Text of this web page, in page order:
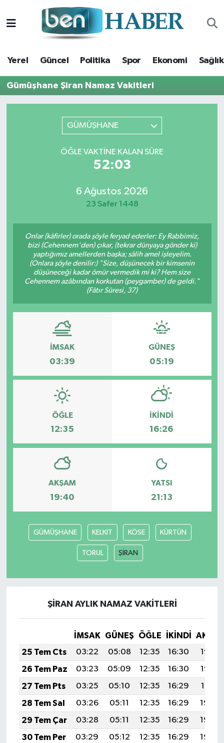
Yerel Güncel Politika Spor Ekonomi Sağlık
Gümüşhane Şiran Namaz Vakitleri
GÜMÜŞHANE
ÖĞLE VAKTINE KALAN SÜRE
52:03
6 Ağustos 2026
23 Safer 1448
Onlar (kâfirler) orada şöyle feryad ederler: Ey Rabbimiz,
bizi (Cehennem'den) çıkar, (tekrar dünyaya gönder ki)
yaptığımız amellerden başka; sâlih amel işleyelim.
(Onlara şöyle denilir:) "Size, düşünecek bir kimsenin
düşüneceği kadar ömür vermedik mi ki? Hem size
Cehennem azâbından korkutan (peygamber) de geldi."
(Fâtır Sûresi, 37)
İMSAK
03:39
GÜNEŞ
05:19
ÖĞLE
12:35
İKINDI
16:26
AKŞAM
19:40
YATSI
21:13
GÜMÜŞHANE KELKİT KÖSE KÜRTÜN
TORUL ŞİRAN
ŞİRAN AYLIK NAMAZ VAKITLERI
İMSAK GÜNEŞ ÖĞLE İKINDI
25 Tem Cts
03:22 05:08 12:35 16:30
19:52
26 Tem Paz
03:23 05:09 12:35 16:30
19:52
27 Tem Pts
03:25 05:10 12:35 16:29
19:51
28 Tem Sal
03:26 05:11 12:35 16:29
19:50
29 Tem Çar
03:28 05:11 12:35 16:29
19:49
30 Tem Per
03:29 05:12 12:35 16:29
19:48
Yerel
Güncel
Politika
Resmi Reklam
Röportajlar
Hava Durumu
Trafik Durumu
Süper Lig Puan Durumu ve Fikstür